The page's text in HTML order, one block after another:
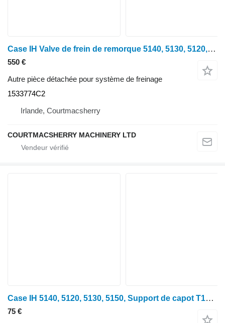
Case IH Valve de frein de remorque 5140, 5130, 5120, 5150 1533774c2 1533774C2 pour tracteur à roues Case IH 5140
550 €
Autre pièce détachée pour système de freinage
1533774C2
Irlande, Courtmacsherry
COURTMACSHERRY MACHINERY LTD
Case IH 5140, 5120, 5130, 5150, Support de capot T104559 pour tracteur à roues
75 €